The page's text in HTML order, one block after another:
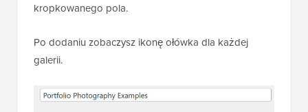
kropkowanego pola.
Po dodaniu zobaczysz ikonę ołówka dla każdej
galerii.